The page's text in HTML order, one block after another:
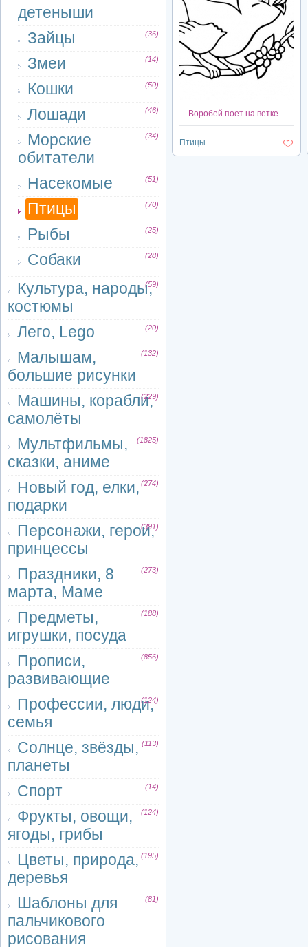
детеныши
Зайцы (36)
Змеи (14)
Кошки (50)
Лошади (46)
Морские
обитатели
(34)
Насекомые (51)
Птицы (70)
Рыбы (25)
Собаки (28)
Культура, народы,
костюмы
(59)
Лего, Lego (20)
Малышам,
большие рисунки
(132)
Машины, корабли,
самолёты
(229)
Мультфильмы,
сказки, аниме
(1825)
Новый год, елки,
подарки
(274)
Персонажи, герои,
принцессы
(391)
Праздники, 8
марта, Маме
(273)
Предметы,
игрушки, посуда
(188)
Прописи,
развивающие
(856)
Профессии, люди,
семья
(124)
Солнце, звёзды,
планеты
(113)
Спорт (14)
Фрукты, овощи,
ягоды, грибы
(124)
Цветы, природа,
деревья
(195)
Шаблоны для
пальчикового
рисования
(81)
Воробей поет на ветке...
Птицы